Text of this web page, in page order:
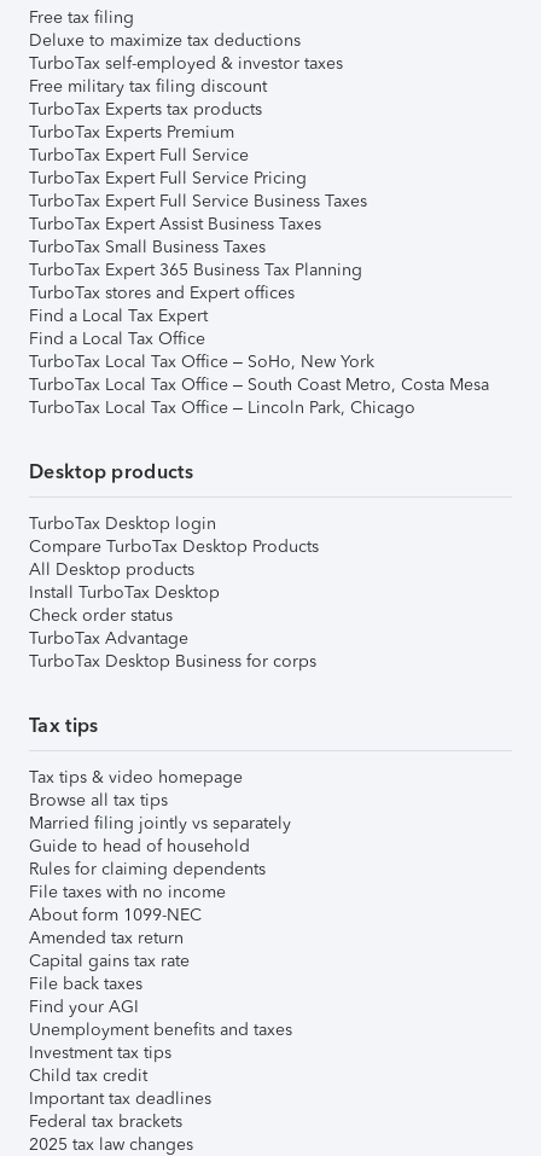
Free tax filing
Deluxe to maximize tax deductions
TurboTax self-employed & investor taxes
Free military tax filing discount
TurboTax Experts tax products
TurboTax Experts Premium
TurboTax Expert Full Service
TurboTax Expert Full Service Pricing
TurboTax Expert Full Service Business Taxes
TurboTax Expert Assist Business Taxes
TurboTax Small Business Taxes
TurboTax Expert 365 Business Tax Planning
TurboTax stores and Expert offices
Find a Local Tax Expert
Find a Local Tax Office
TurboTax Local Tax Office – SoHo, New York
TurboTax Local Tax Office – South Coast Metro, Costa Mesa
TurboTax Local Tax Office – Lincoln Park, Chicago
Desktop products
TurboTax Desktop login
Compare TurboTax Desktop Products
All Desktop products
Install TurboTax Desktop
Check order status
TurboTax Advantage
TurboTax Desktop Business for corps
Tax tips
Tax tips & video homepage
Browse all tax tips
Married filing jointly vs separately
Guide to head of household
Rules for claiming dependents
File taxes with no income
About form 1099-NEC
Amended tax return
Capital gains tax rate
File back taxes
Find your AGI
Unemployment benefits and taxes
Investment tax tips
Child tax credit
Important tax deadlines
Federal tax brackets
2025 tax law changes